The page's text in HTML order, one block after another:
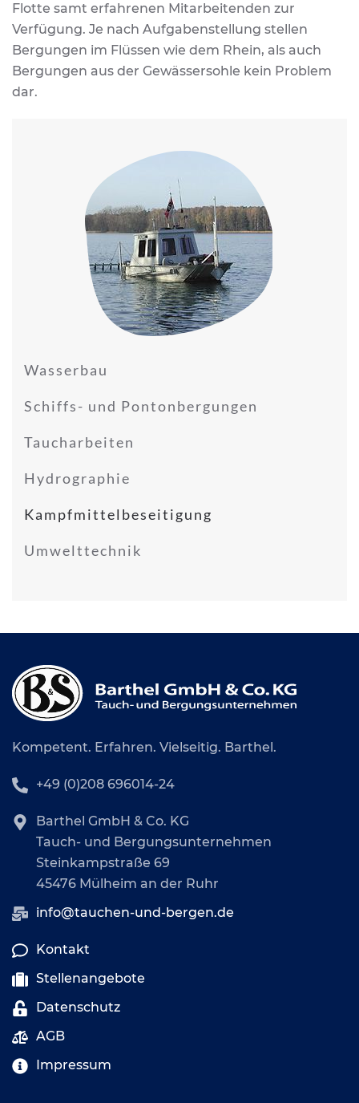
Flotte samt erfahrenen Mitarbeitenden zur
Verfügung. Je nach Aufgabenstellung stellen
Bergungen im Flüssen wie dem Rhein, als auch
Bergungen aus der Gewässersohle kein Problem
dar.
Wasserbau
Schiffs- und Pontonbergungen
Taucharbeiten
Hydrographie
Kampfmittelbeseitigung
Umwelttechnik
Kompetent. Erfahren. Vielseitig. Barthel.
+49 (0)208 696014-24
Barthel GmbH & Co. KG
Tauch- und Bergungsunternehmen
Steinkampstraße 69
45476 Mülheim an der Ruhr
info@tauchen-und-bergen.de
Kontakt
Stellenangebote
Datenschutz
AGB
Impressum